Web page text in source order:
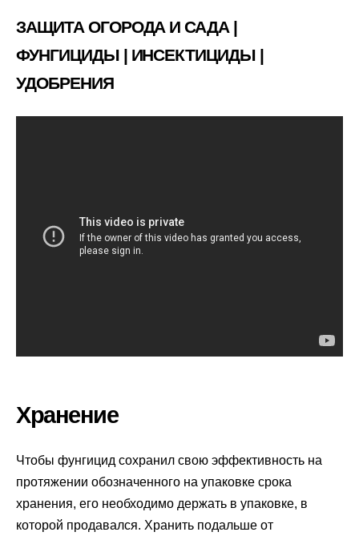
ЗАЩИТА ОГОРОДА И САДА |
ФУНГИЦИДЫ | ИНСЕКТИЦИДЫ |
УДОБРЕНИЯ
Хранение
Чтобы фунгицид сохранил свою эффективность на
протяжении обозначенного на упаковке срока
хранения, его необходимо держать в упаковке, в
которой продавался. Хранить подальше от